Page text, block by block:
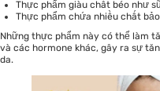
Thực phẩm giàu chất béo như
Thực phẩm chứa nhiều chất
Những thực phẩm này có thể làm
và các hormone khác, gây ra sự
da.